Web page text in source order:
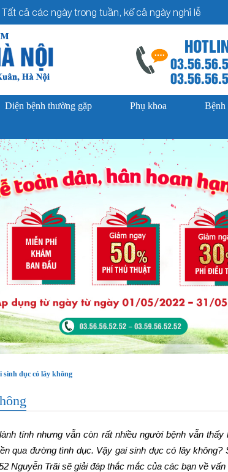
Tất cả các ngày trong tuần, kể cả ngày nghỉ lễ
Diện bệnh thường gặp Phụ khoa Bệnh
sinh dục có lây không
tính nhưng vẫn còn rất nhiều người bệnh vẫn thấy
qua đường tình dục. Vậy gai sinh dục có lây không?
Nguyễn Trãi sẽ giải đáp thắc mắc của các bạn về vấn